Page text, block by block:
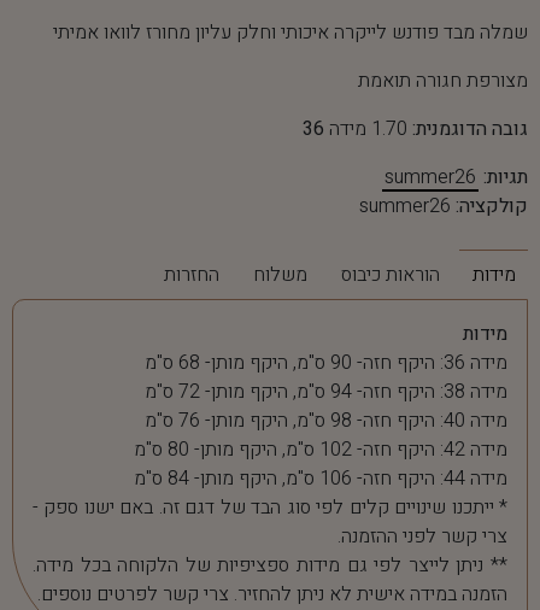
שמלה מבד פודנש לייקרה איכותי וחלק עליון מחורז לוואו אמיתי
מצורפת חגורה תואמת
גובה הדוגמנית: 1.70 מידה
36
תגיות: summer26
קולקציה: summer26
מידות הוראות כיבוס משלוח החזרות
מידות
מידה 36: היקף חזה- 90 ס"מ, היקף מותן- 68 ס"מ
מידה 38: היקף חזה- 94 ס"מ, היקף מותן- 72 ס"מ
מידה 40: היקף חזה- 98 ס"מ, היקף מותן- 76 ס"מ
מידה 42: היקף חזה- 102 ס"מ, היקף מותן- 80 ס"מ
מידה 44: היקף חזה- 106 ס"מ, היקף מותן- 84 ס"מ
* ייתכנו שינויים קלים לפי סוג הבד של דגם זה. באם ישנו ספק -
צרי קשר לפני ההזמנה.
** ניתן לייצר לפי גם מידות ספציפיות של הלקוחה בכל מידה.
הזמנה במידה אישית לא ניתן להחזיר. צרי קשר לפרטים נוספים.